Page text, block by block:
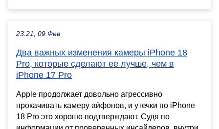
23:21, 09 Фев
Два важных изменения камеры iPhone 18
Pro, которые сделают ее лучше, чем в
iPhone 17 Pro
Apple продолжает довольно агрессивно
прокачивать камеру айфонов, и утечки по iPhone
18 Pro это хорошо подтверждают. Судя по